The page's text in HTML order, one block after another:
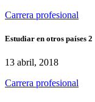
Carrera profesional
Estudiar en otros países 2
13 abril, 2018
Carrera profesional